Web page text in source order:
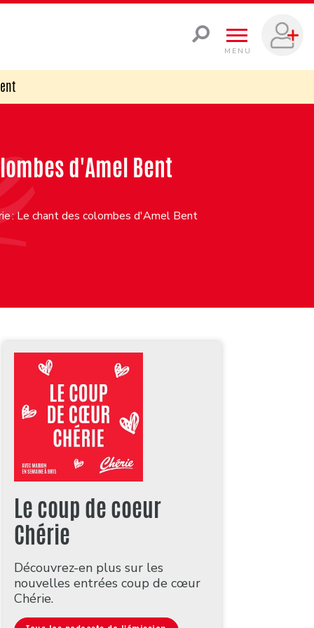
MENU
d'Amel Bent
: Le chant des colombes d'Amel Bent
Le coup de coeur
Chérie
Découvrez-en plus sur les
nouvelles entrées coup de cœur
Chérie.